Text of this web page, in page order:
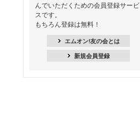
18:30
M-ON! Countdown K
んでいただくための会員登録サービ
スです。
もちろん登録は無料！
エムオン!友の会とは
新規会員登録